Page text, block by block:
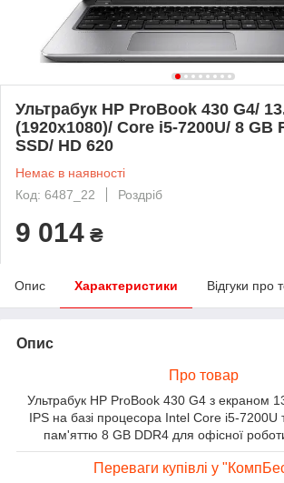
Ультрабук HP ProBook 430 G4/
(1920x1080)/ Core i5-7200U/ 8 GB
SSD/ HD 620
Немає в наявності
Код: 6487_22
Роздріб
9 014 ₴
Опис Характеристики Відгуки про
Опис
Про товар
Ультрабук HP ProBook 430 G4 з екраном
IPS на базі процесора Intel Core i5-7200U
пам'яттю 8 GB DDR4 для офісної
Переваги купівлі у